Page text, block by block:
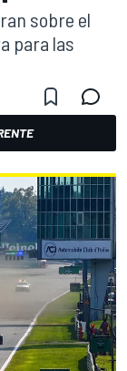
sobre el
para las